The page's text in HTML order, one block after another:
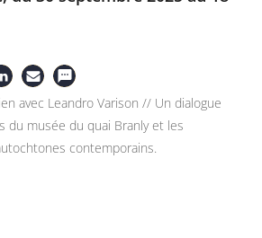
avec Leandro Varison // Un dialogue
du musée du quai Branly et les
contemporains.